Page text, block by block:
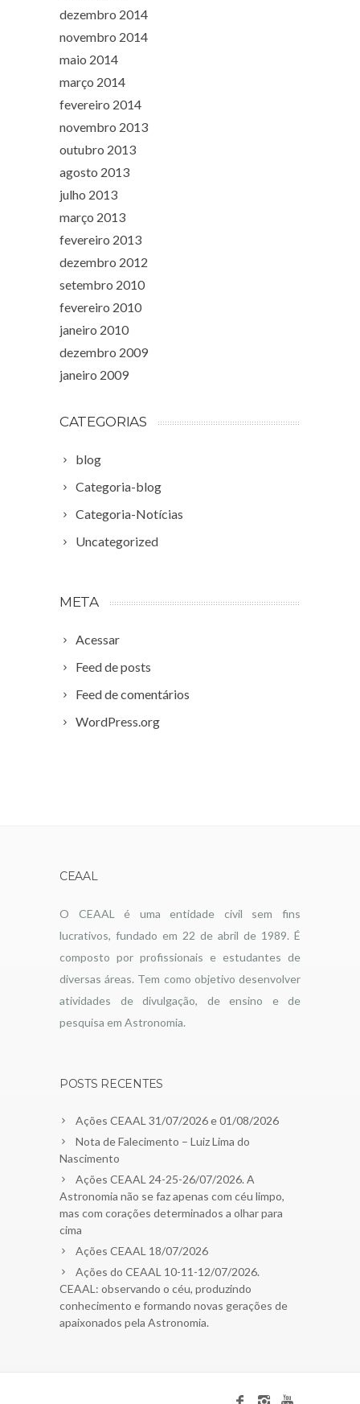
dezembro 2014
novembro 2014
maio 2014
março 2014
fevereiro 2014
novembro 2013
outubro 2013
agosto 2013
julho 2013
março 2013
fevereiro 2013
dezembro 2012
setembro 2010
fevereiro 2010
janeiro 2010
dezembro 2009
janeiro 2009
CATEGORIAS
blog
Categoria-blog
Categoria-Notícias
Uncategorized
META
Acessar
Feed de posts
Feed de comentários
WordPress.org
CEAAL
O CEAAL é uma entidade civil sem fins
lucrativos, fundado em 22 de abril de 1989. É
composto por profissionais e estudantes de
diversas áreas. Tem como objetivo desenvolver
atividades de divulgação, de ensino e de
pesquisa em Astronomia.
POSTS RECENTES
Ações CEAAL 31/07/2026 e 01/08/2026
Nota de Falecimento – Luiz Lima do
Nascimento
Ações CEAAL 24-25-26/07/2026. A
Astronomia não se faz apenas com céu limpo,
mas com corações determinados a olhar para
cima
Ações CEAAL 18/07/2026
Ações do CEAAL 10-11-12/07/2026.
CEAAL: observando o céu, produzindo
conhecimento e formando novas gerações de
apaixonados pela Astronomia.